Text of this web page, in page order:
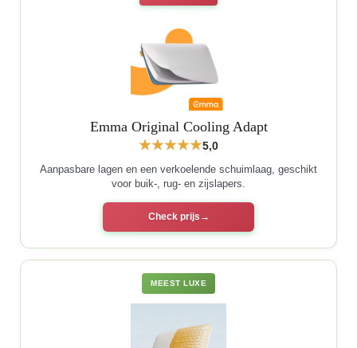
Emma Original Cooling Adapt
5,0
Aanpasbare lagen en een verkoelende schuimlaag, geschikt
voor buik-, rug- en zijslapers.
Check prijs
MEEST LUXE